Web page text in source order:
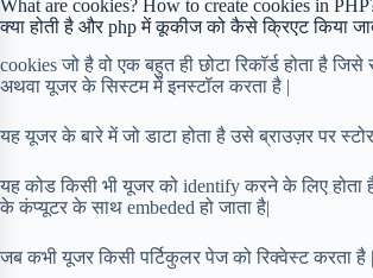
What are cookies? How to create cookies in
क्या होती है और php में कूकीज को कैसे क्रिएट किया
cookies जो है वो एक बहुत ही छोटा रिकॉर्ड होता है जिसे
अथवा यूजर के सिस्टम में इनस्टॉल करता है |
यह यूजर के बारे में जो डाटा होता है उसे ब्राउज़र पर
यह कोड किसी भी यूजर को identify करने के लिए
के कंप्यूटर के साथ embeded हो जाता है|
जब कभी यूजर किसी पर्टिकुलर पेज को रिक्वेस्ट करता है |